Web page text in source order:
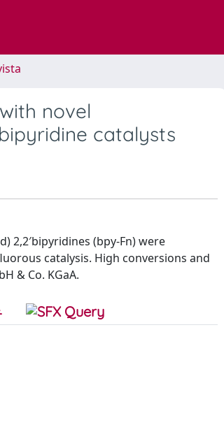
novel
catalysts
2,2′bipyridines (bpy-Fn) were
catalysis. High conversions and
& Co. KGaA.